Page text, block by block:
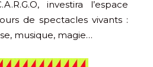
investira l’espace
de spectacles vivants :
musique, magie…